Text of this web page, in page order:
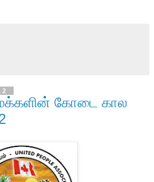
கோடை கால